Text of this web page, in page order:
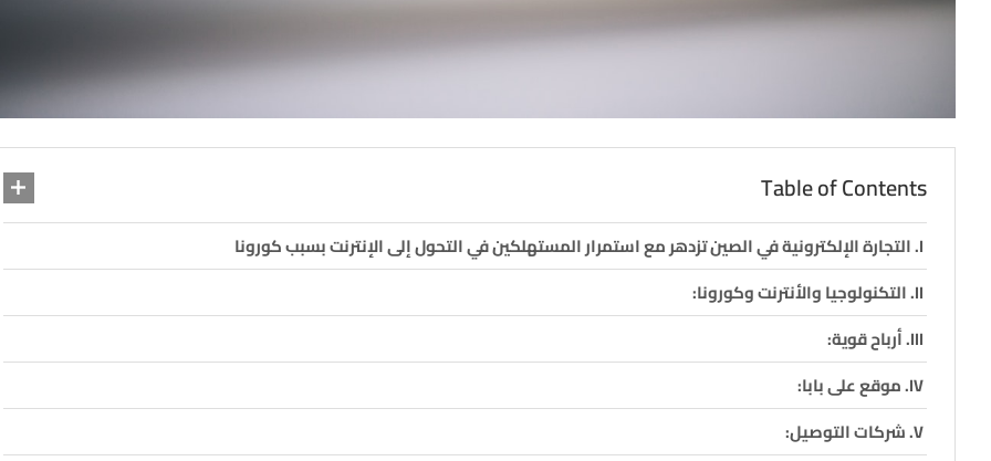
Table of Contents
التجارة الإلكترونية في الصين تزدهر مع استمرار المستهلكين في التحول إلى الإنترنت بسبب كورونا
التكنولوجيا والأنترنت وكورونا:
أرباح قوية:
موقع على بابا:
شركات التوصيل: